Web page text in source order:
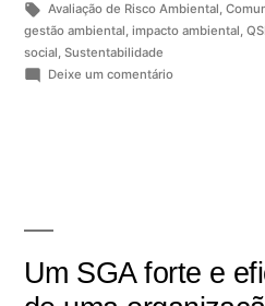
Avaliação de Risco Ambiental,
gestão ambiental, impacto ambiental,
social, Sustentabilidade
Deixe um comentário
Um SGA forte e